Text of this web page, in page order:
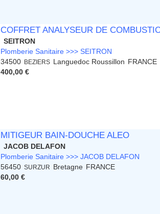
COFFRET ANALYSEUR DE
SEITRON
Plomberie Sanitaire >>> SEITRON
34500
BEZIERS Languedoc Roussillon FRANCE
400,00 €
MITIGEUR BAIN-DOUCHE ALEO
JACOB DELAFON
Plomberie Sanitaire >>> JACOB DELAFON
56450 SURZUR Bretagne FRANCE
60,00 €